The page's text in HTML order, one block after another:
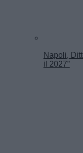
Napoli,
il 2027”